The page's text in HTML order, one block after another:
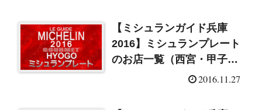
【ミシュランガイド兵庫
2016】ミシュランプレート
のお店一覧（西宮・甲子
2016.11.27